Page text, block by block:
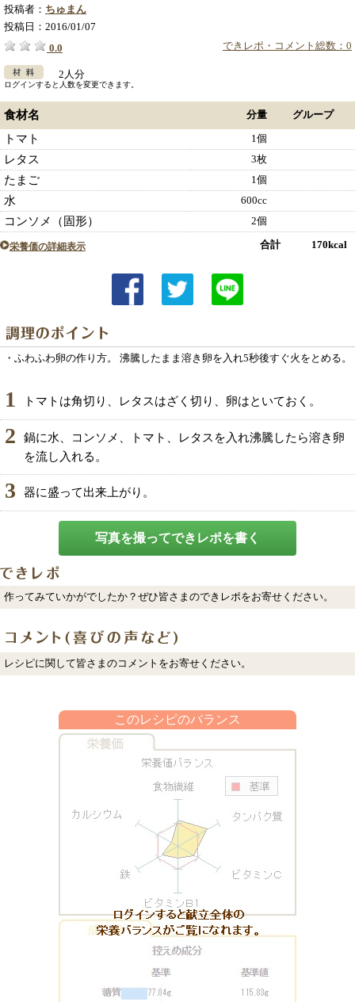
投稿者： ちゅまん
投稿日： 2016/01/07
できレポ・コメント総数：0
0.0
2人分
ログインすると人数を変更できます。
食材名 分量 グループ
トマト 1個
レタス 3枚
たまご 1個
水 600cc
コンソメ（固形） 2個
栄養価の詳細表示 合計 170kcal
・ふわふわ卵の作り方。 沸騰したまま溶き卵を入れ5秒後すぐ火をとめる。
1 トマトは角切り、レタスはざく切り、卵はといておく。
2
鍋に水、コンソメ、トマト、レタスを入れ沸騰したら溶き卵
を流し入れる。
3 器に盛って出来上がり。
写真を撮ってできレポを書く
作ってみていかがでしたか？ぜひ皆さまのできレポをお寄せください。
レシピに関して皆さまのコメントをお寄せください。
このレシピのバランス